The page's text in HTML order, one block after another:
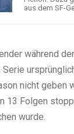
aus dem SF-
während
Serie
nicht geben
13 Folgen
wurde.